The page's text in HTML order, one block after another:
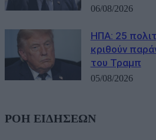
06/08/2026
ΗΠΑ: 25
κριθούν
του Τραμπ
05/08/2026
ΡΟΗ ΕΙΔΗΣΕΩΝ